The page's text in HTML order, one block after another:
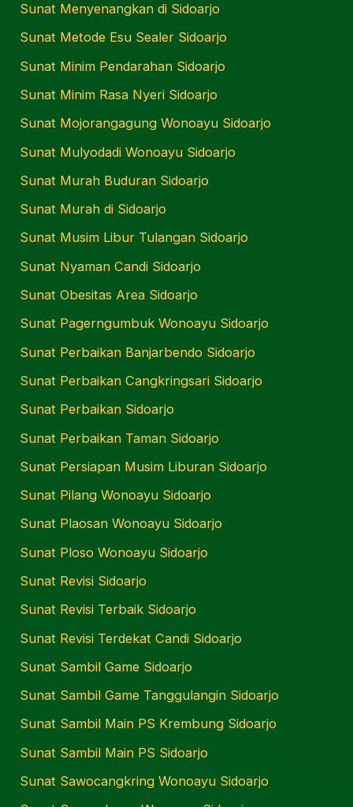
Sunat Menyenangkan di Sidoarjo
Sunat Metode Esu Sealer Sidoarjo
Sunat Minim Pendarahan Sidoarjo
Sunat Minim Rasa Nyeri Sidoarjo
Sunat Mojorangagung Wonoayu Sidoarjo
Sunat Mulyodadi Wonoayu Sidoarjo
Sunat Murah Buduran Sidoarjo
Sunat Murah di Sidoarjo
Sunat Musim Libur Tulangan Sidoarjo
Sunat Nyaman Candi Sidoarjo
Sunat Obesitas Area Sidoarjo
Sunat Pagerngumbuk Wonoayu Sidoarjo
Sunat Perbaikan Banjarbendo Sidoarjo
Sunat Perbaikan Cangkringsari Sidoarjo
Sunat Perbaikan Sidoarjo
Sunat Perbaikan Taman Sidoarjo
Sunat Persiapan Musim Liburan Sidoarjo
Sunat Pilang Wonoayu Sidoarjo
Sunat Plaosan Wonoayu Sidoarjo
Sunat Ploso Wonoayu Sidoarjo
Sunat Revisi Sidoarjo
Sunat Revisi Terbaik Sidoarjo
Sunat Revisi Terdekat Candi Sidoarjo
Sunat Sambil Game Sidoarjo
Sunat Sambil Game Tanggulangin Sidoarjo
Sunat Sambil Main PS Krembung Sidoarjo
Sunat Sambil Main PS Sidoarjo
Sunat Sawocangkring Wonoayu Sidoarjo